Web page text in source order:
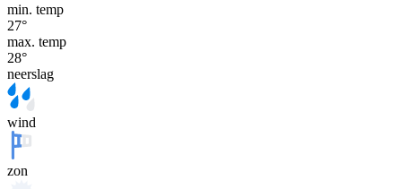
min. temp
27°
max. temp
28°
neerslag
wind
zon